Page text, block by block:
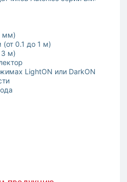
мм)
0.1 до 1 м)
3 м)
LightON или DarkON